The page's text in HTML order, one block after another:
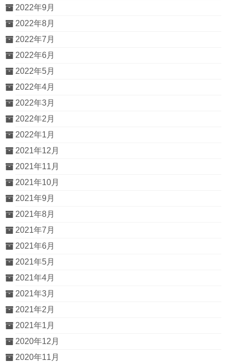
2022年9月
2022年8月
2022年7月
2022年6月
2022年5月
2022年4月
2022年3月
2022年2月
2022年1月
2021年12月
2021年11月
2021年10月
2021年9月
2021年8月
2021年7月
2021年6月
2021年5月
2021年4月
2021年3月
2021年2月
2021年1月
2020年12月
2020年11月